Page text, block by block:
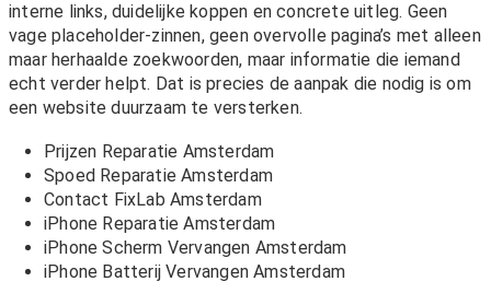
interne links, duidelijke koppen en concrete uitleg. Geen
vage placeholder-zinnen, geen overvolle pagina’s met alleen
maar herhaalde zoekwoorden, maar informatie die iemand
echt verder helpt. Dat is precies de aanpak die nodig is om
een website duurzaam te versterken.
Prijzen Reparatie Amsterdam
Spoed Reparatie Amsterdam
Contact FixLab Amsterdam
iPhone Reparatie Amsterdam
iPhone Scherm Vervangen Amsterdam
iPhone Batterij Vervangen Amsterdam